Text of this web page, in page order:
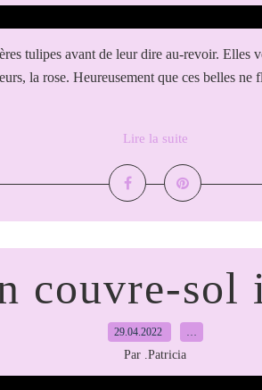
tulipes avant de leur dire au-revoir. Elles
la rose. Heureusement que ces belles ne
Lire la suite
couvre-sol
29.04.2022 …
Par .Patricia